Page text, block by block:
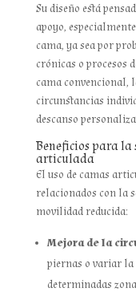
Su diseño está
apoyo,
cama, ya sea por
crónicas o procesos
cama convencional,
circunstancias
descanso
Beneficios para
articulada
El uso de camas
relacionados con la
movilidad reducida:
Mejora de la
piernas o variar la
determinadas